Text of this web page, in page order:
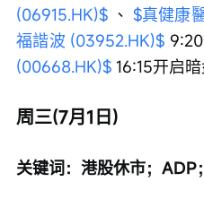
(06915.HK)$ 、 $真健康
福諧波 (03952.HK)$
(00668.HK)$ 16:15开启暗
周三(7月1日)
关键词：港股休市；